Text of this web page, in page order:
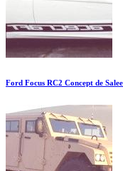
Ford Focus RC2 Concept de